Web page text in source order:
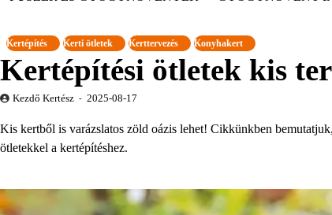
Kertépítés Kerti ötletek Kerttervezés Konyhakert
Kertépítési ötletek kis
Kezdő Kertész 2025-08-17
Kis kertből is varázslatos zöld oázis lehet! Cikkünkben
ötletekkel a kertépítéshez.